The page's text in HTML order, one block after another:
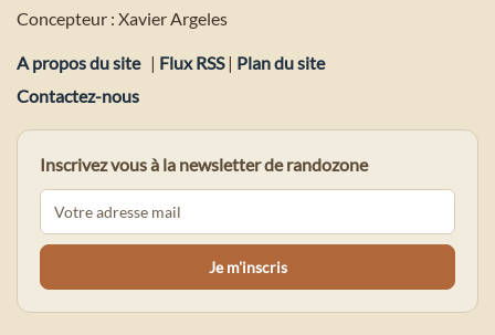
Concepteur : Xavier Argeles
A propos du site | Flux RSS| Plan du site
Contactez-nous
Inscrivez vous à la newsletter de randozone